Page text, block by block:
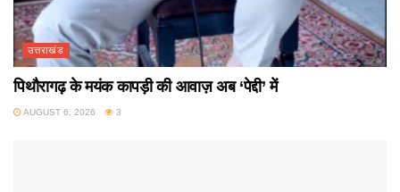
उत्तराखंड
पिथौरागढ़ के मयंक कापड़ी की आवाज़ अब ‘पेद्दी’ में
AUGUST 6, 2026 3